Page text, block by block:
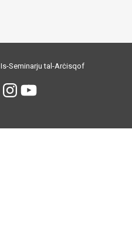
Is-Seminarju tal-Arċisqof
Instagram
YouTube